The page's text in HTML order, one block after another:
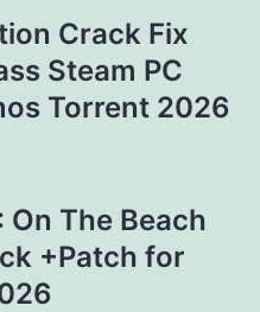
Crack Fix
Steam PC
Torrent 2026
The Beach
+Patch for